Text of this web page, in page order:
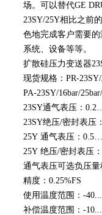
场。可以替代GE
23SY/25Y相比之前
色地完成客户需要
系统、设备等等。
扩散硅压力变送器
现货规格：PR-23SY/
PA-23SY/16bar/
23SY通气表压：
23SY绝压/密封表压：
25Y 通气表压：
25Y 绝压/密封表压：
通气表压可选负压量
精度： 0.25%FS
使用温度范围： -
补偿温度范围： -